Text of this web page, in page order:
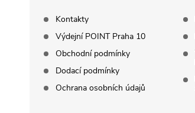
Kontakty
Výdejní POINT Praha 10
Obchodní podmínky
Dodací podmínky
Ochrana osobních údajů